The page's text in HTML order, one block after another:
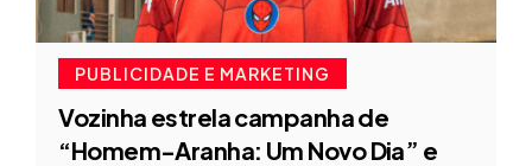
PUBLICIDADE E MARKETING
Vozinha estrela campanha de
“Homem-Aranha: Um Novo Dia” e